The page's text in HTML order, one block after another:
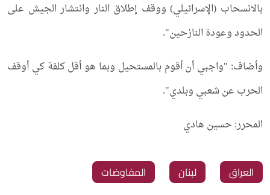
بالانسحاب (الإسرائيلي) ووقف إطلاق النار وانتشار الجيش على
الحدود وعودة النازحين".
وأضاف: "واجبي أن أقوم بالمستحيل وبما هو أقل كلفة كي أوقف
الحرب عن شعبي وبلدي".
المحرر: حسين هادي
العراق لبنان المفاوضات